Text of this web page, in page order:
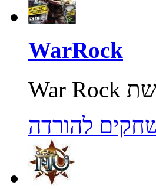
WarRock
להורדה